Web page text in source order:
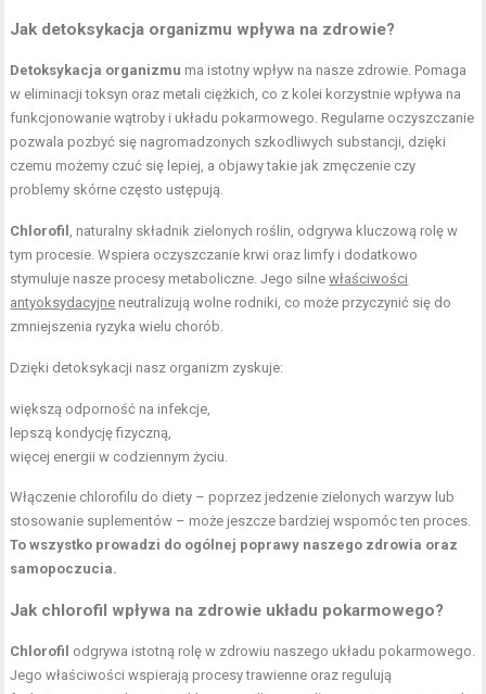
Jak detoksykacja organizmu wpływa na zdrowie?
Detoksykacja organizmu ma istotny wpływ na nasze zdrowie. Pomaga
w eliminacji toksyn oraz metali ciężkich, co z kolei korzystnie wpływa na
funkcjonowanie wątroby i układu pokarmowego. Regularne oczyszczanie
pozwala pozbyć się nagromadzonych szkodliwych substancji, dzięki
czemu możemy czuć się lepiej, a objawy takie jak zmęczenie czy
problemy skórne często ustępują.
Chlorofil
, naturalny składnik zielonych roślin, odgrywa kluczową rolę w
tym procesie. Wspiera oczyszczanie krwi oraz limfy i dodatkowo
stymuluje nasze procesy metaboliczne. Jego silnewłaściwości
antyoksydacyjne neutralizują wolne rodniki, co może przyczynić się do
zmniejszenia ryzyka wielu chorób.
Dzięki detoksykacji nasz organizm zyskuje:
większą odporność na infekcje,
lepszą kondycję fizyczną,
więcej energii w codziennym życiu.
Włączenie chlorofilu do diety – poprzez jedzenie zielonych warzyw lub
stosowanie suplementów – może jeszcze bardziej wspomóc ten proces.
To wszystko prowadzi do ogólnej poprawy naszego zdrowia oraz
samopoczucia.
Jak chlorofil wpływa na zdrowie układu pokarmowego?
Chlorofil odgrywa istotną rolę w zdrowiu naszego układu pokarmowego.
Jego właściwości wspierają procesy trawienne oraz regulują